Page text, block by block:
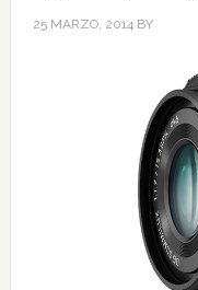
25 MARZO, 2014BY